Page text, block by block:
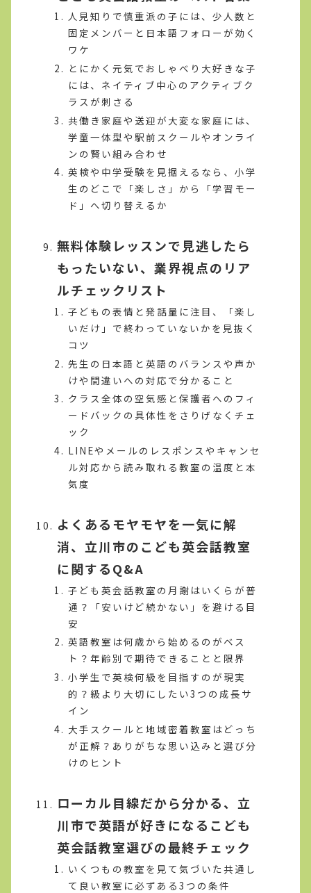
人見知りで慎重派の子には、少人数と
固定メンバーと日本語フォローが効く
ワケ
とにかく元気でおしゃべり大好きな子
には、ネイティブ中心のアクティブク
ラスが刺さる
共働き家庭や送迎が大変な家庭には、
学童一体型や駅前スクールやオンライ
ンの賢い組み合わせ
英検や中学受験を見据えるなら、小学
生のどこで「楽しさ」から「学習モー
ド」へ切り替えるか
無料体験レッスンで見逃したら
もったいない、業界視点のリア
ルチェックリスト
子どもの表情と発話量に注目、「楽し
いだけ」で終わっていないかを見抜く
コツ
先生の日本語と英語のバランスや声か
けや間違いへの対応で分かること
クラス全体の空気感と保護者へのフィ
ードバックの具体性をさりげなくチェ
ック
LINEやメールのレスポンスやキャンセ
ル対応から読み取れる教室の温度と本
気度
よくあるモヤモヤを一気に解
消、立川市のこども英会話教室
に関するQ&A
子ども英会話教室の月謝はいくらが普
通？「安いけど続かない」を避ける目
安
英語教室は何歳から始めるのがベス
ト？年齢別で期待できることと限界
小学生で英検何級を目指すのが現実
的？級より大切にしたい3つの成長サ
イン
大手スクールと地域密着教室はどっち
が正解？ありがちな思い込みと選び分
けのヒント
ローカル目線だから分かる、立
川市で英語が好きになるこども
英会話教室選びの最終チェック
いくつもの教室を見て気づいた共通し
て良い教室に必ずある3つの条件